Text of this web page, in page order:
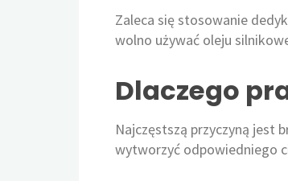
Zaleca się stosowanie
wolno używać oleju
Dlaczego
Najczęstszą przyczyną jest
wytworzyć odpowiedniego